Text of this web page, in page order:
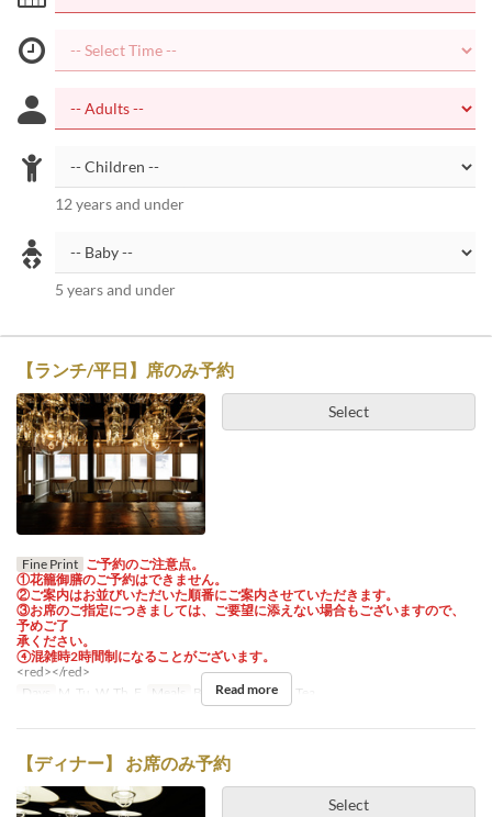
12 years and under
5 years and under
【ランチ/平日】席のみ予約
Select
Fine Print ご予約のご注意点。
①花籠御膳のご予約はできません。
②ご案内はお並びいただいた順番にご案内させていただきます。
③お席のご指定につきましては、ご要望に添えない場合もございますので、
予めご了
承ください。
④混雑時2時間制になることがございます。
<red></red>
Days
M, Tu, W, Th, F Meals Breakfast, Lunch, Tea
Read more
【ディナー】 お席のみ予約
Select